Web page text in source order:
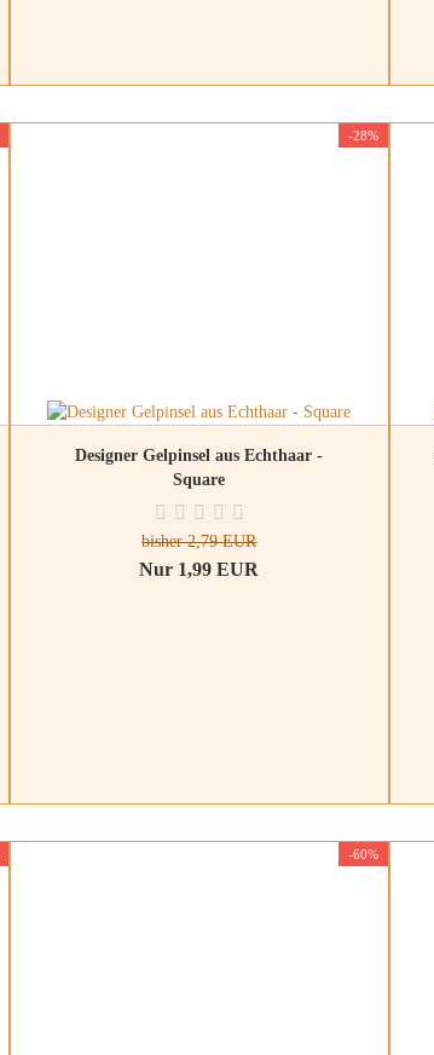
-28%
Designer Gelpinsel aus Echthaar -
Square
bisher 2,79 EUR
Nur 1,99 EUR
-60%